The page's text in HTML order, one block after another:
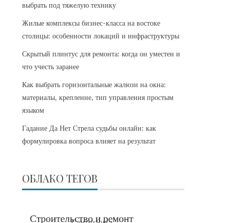
выбрать под тяжелую технику
Жилые комплексы бизнес-класса на востоке
столицы: особенности локаций и инфраструктуры
Скрытый плинтус для ремонта: когда он уместен и
что учесть заранее
Как выбрать горизонтальные жалюзи на окна:
материалы, крепление, тип управления простым
языком
Гадание Да Нет Стрела судьбы онлайн: как
формулировка вопроса влияет на результат
ОБЛАКО ТЕГОВ